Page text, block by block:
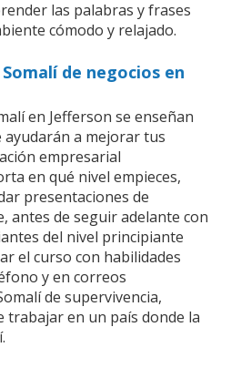
las palabras y frases
cómodo y relajado.
de negocios en
en Jefferson se enseñan
a mejorar tus
empresarial
en qué nivel empieces,
presentaciones de
antes de seguir adelante con
del nivel principiante
el curso con habilidades
y en correos
de supervivencia,
trabajar en un país donde la